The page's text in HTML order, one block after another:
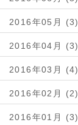
2016年05月 (3)
2016年04月 (3)
2016年03月 (4)
2016年02月 (2)
2016年01月 (3)